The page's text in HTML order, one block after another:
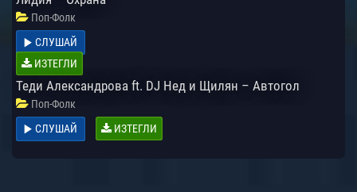
Поп-Фолк
СЛУШАЙ
ИЗТЕГЛИ
Теди Александрова ft. DJ Нед и Щилян – Автогол
Поп-Фолк
СЛУШАЙ
ИЗТЕГЛИ